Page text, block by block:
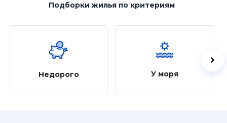
Подборки жильяпо критериям
Недорого У моря